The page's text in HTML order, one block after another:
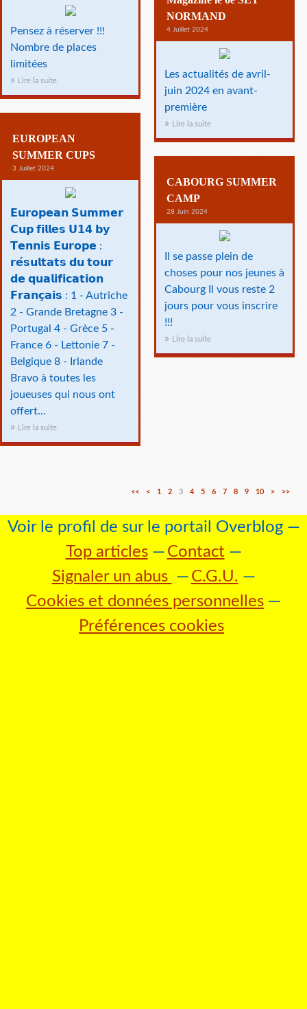
Pensez à réserver !!!
Nombre de places
limitées
Lire la suite
NORMAND
4 Juillet 2024
Les actualités de avril-
juin 2024 en avant-
première
Lire la suite
EUROPEAN
SUMMER CUPS
3 Juillet 2024
𝗘𝘂𝗿𝗼𝗽𝗲𝗮𝗻 𝗦𝘂𝗺𝗺𝗲𝗿
𝗖𝘂𝗽 𝗳𝗶𝗹𝗹𝗲𝘀 𝗨𝟭𝟰 𝗯𝘆
𝗧𝗲𝗻𝗻𝗶𝘀 𝗘𝘂𝗿𝗼𝗽𝗲 :
𝗿𝗲́𝘀𝘂𝗹𝘁𝗮𝘁𝘀 𝗱𝘂 𝘁𝗼𝘂𝗿
𝗱𝗲 𝗾𝘂𝗮𝗹𝗶𝗳𝗶𝗰𝗮𝘁𝗶𝗼𝗻
𝗙𝗿𝗮𝗻𝗰̧𝗮𝗶𝘀 : 1 - Autriche
2 - Grande Bretagne 3 -
Portugal 4 - Grèce 5 -
France 6 - Lettonie 7 -
Belgique 8 - Irlande
Bravo à toutes les
joueuses qui nous ont
offert...
Lire la suite
CABOURG SUMMER
CAMP
28 Juin 2024
Il se passe plein de
choses pour nos jeunes à
Cabourg Il vous reste 2
jours pour vous inscrire
!!!
Lire la suite
<< < 1 2 3 4 5 6 7 8 9 10
23456> >>
Voir le profil de sur le portail Overblog
Top articles
Contact
Signaler un abus
C.G.U.
Cookies et données personnelles
Préférences cookies